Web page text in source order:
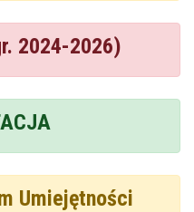
2024-2026)
Umiejętności